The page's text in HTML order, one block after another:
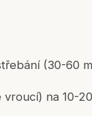
(30-60
na 10-